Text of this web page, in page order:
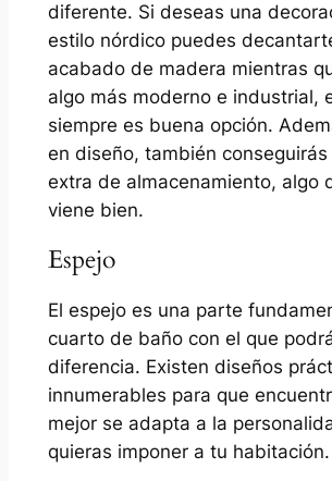
diferente. Si deseas una
estilo nórdico puedes
acabado de madera mientras
algo más moderno e industrial,
siempre es buena opción.
en diseño, también
extra de almacenamiento, algo
viene bien.
Espejo
El espejo es una parte
cuarto de baño con el que
diferencia. Existen diseños
innumerables para que
mejor se adapta a la
quieras imponer a tu habitación.